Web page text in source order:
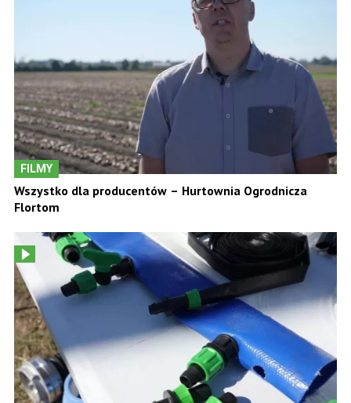
FILMY
Wszystko dla producentów – Hurtownia Ogrodnicza
Flortom